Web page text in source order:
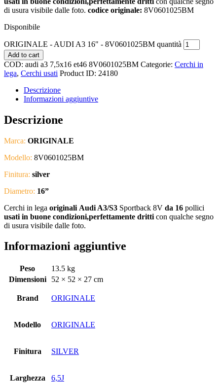
di usura visibile dalle foto. codice originale: 8V0601025BM
Disponibile
ORIGINALE - AUDI A3 16" - 8V0601025BM quantità
Add to cart
COD: audi a3 7,5x16 et46 8V0601025BM Categorie: Cerchi in
lega, Cerchi usati Product ID: 24180
Descrizione
Informazioni aggiuntive
Descrizione
Marca: ORIGINALE
Modello: 8V0601025BM
Finitura: silver
Diametro: 16”
Cerchi in lega originali Audi A3/S3 Sportback 8V da 16 pollici
usati in buone condizioni,perfettamente dritti con qualche segno
di usura visibile dalle foto.
Informazioni aggiuntive
Peso
13.5 kg
Dimensioni
52 × 52 × 27 cm
Brand ORIGINALE
Modello ORIGINALE
Finitura SILVER
Larghezza 6,5J